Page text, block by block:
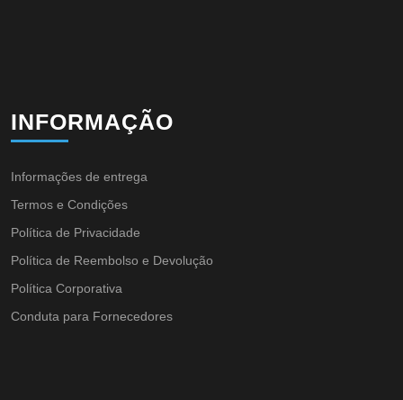
INFORMAÇÃO
Informações de entrega
Termos e Condições
Política de Privacidade
Política de Reembolso e Devolução
Política Corporativa
Conduta para Fornecedores